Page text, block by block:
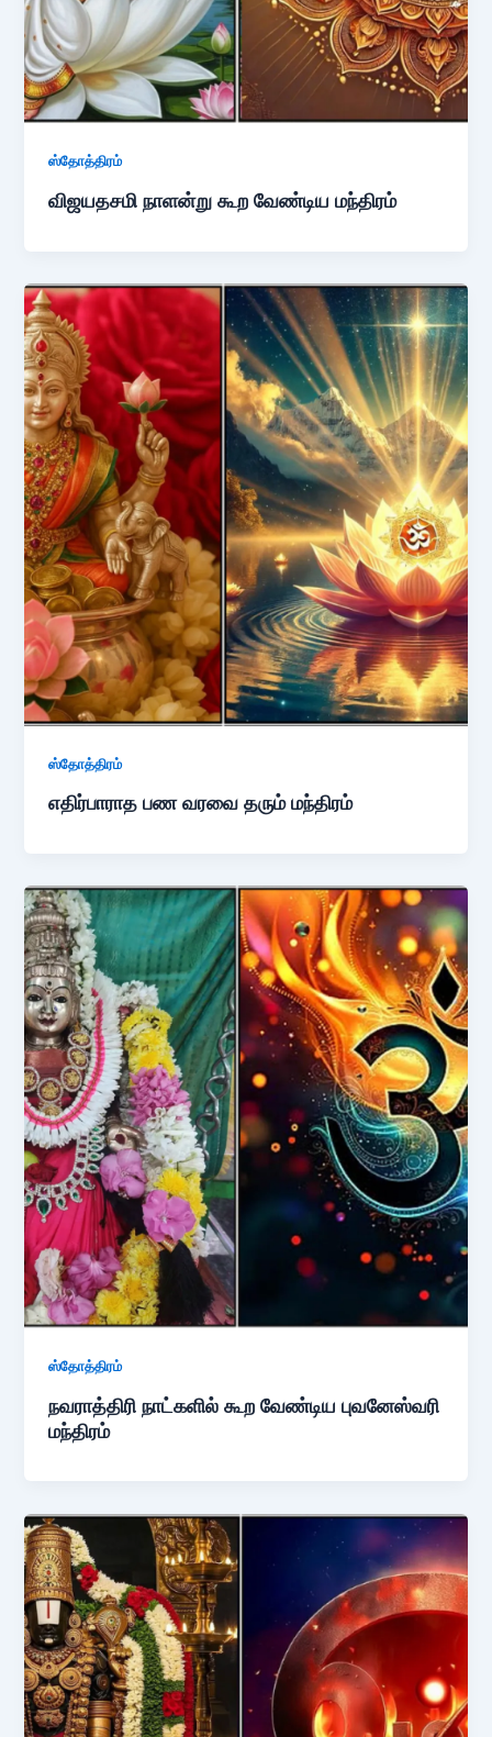
ஸ்தோத்திரம்
விஜயதசமி நாளன்று கூற வேண்டிய மந்திரம்
ஸ்தோத்திரம்
எதிர்பாராத பண வரவை தரும் மந்திரம்
ஸ்தோத்திரம்
நவராத்திரி நாட்களில் கூற வேண்டிய புவனேஸ்வரி
மந்திரம்